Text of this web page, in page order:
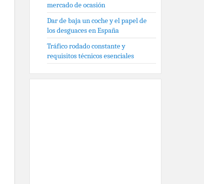
mercado de ocasión
Dar de baja un coche y el papel de
los desguaces en España
Tráfico rodado constante y
requisitos técnicos esenciales